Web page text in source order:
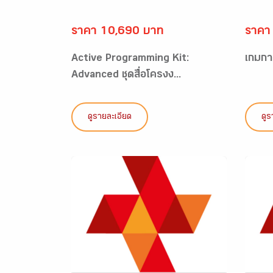
ราคา 10,690 บาท
Active Programming Kit:
Advanced ชุดสื่อโครงง...
ดูรายละเอียด
ราค
เกมก
ดูร